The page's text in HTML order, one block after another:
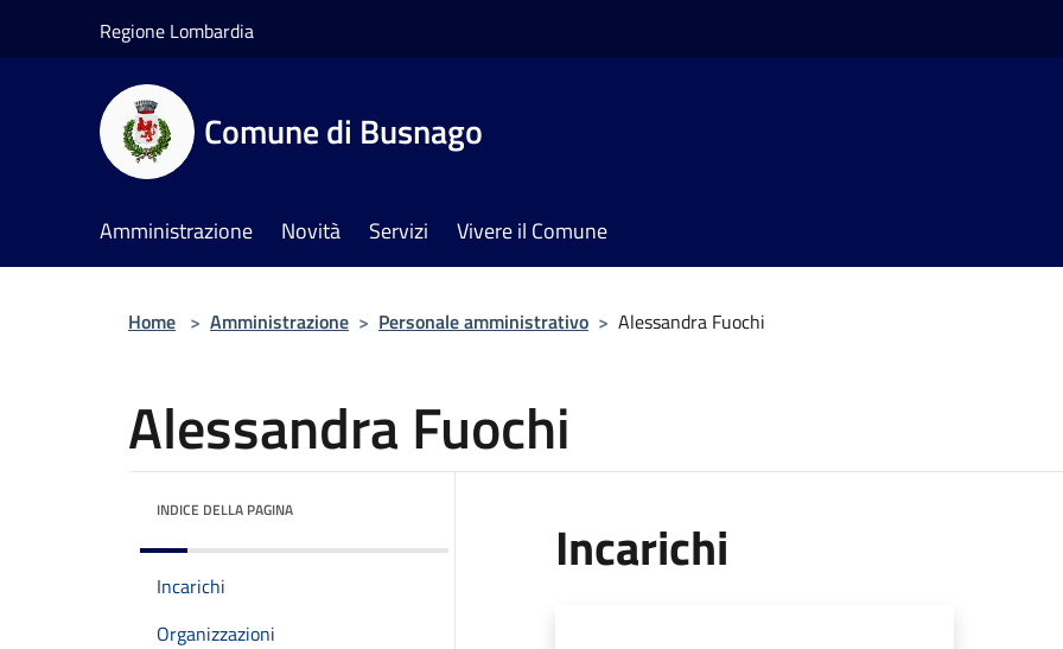
Regione Lombardia
Comune di Busnago
Amministrazione Novità Servizi Vivere il Comune
Home > Amministrazione > Personale amministrativo > Alessandra Fuochi
Alessandra Fuochi
INDICE DELLA PAGINA
Incarichi
Organizzazioni
Incarichi